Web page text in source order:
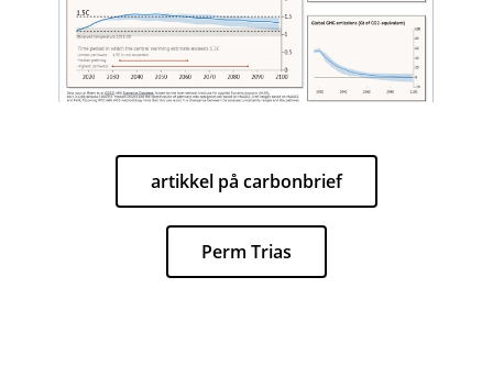
artikkel på carbonbrief
Perm Trias